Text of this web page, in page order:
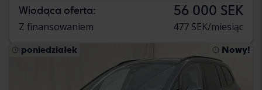
Wiodąca oferta: 56 000 SEK
Z finansowaniem 477 SEK/miesiąc
poniedziałek Nowy!